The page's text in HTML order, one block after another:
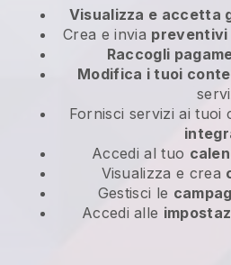
Visualizza e accetta
Crea e invia preventivi
Raccogli
Modifica i tuoi
Fornisci servizi ai tuoi
Accedi al tuo
Visualizza e crea
Gestisci le
Accedi alle